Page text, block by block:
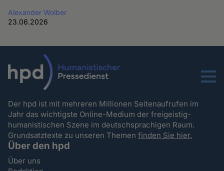
Alexander Wolber
23.06.2026
Menu
Der hpd ist mit mehreren Millionen Seitenaufrufen im
Jahr das wichtigste Online-Medium der freigeistig-
humanistischen Szene im deutschsprachigen Raum.
Grundsatztexte zu unseren Themenfinden Sie hier.
Über den hpd
Über uns